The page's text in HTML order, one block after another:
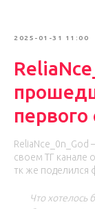
2025-01-31 11:00
первого
своем ТГ канале
тк же поделился
Что хотелось